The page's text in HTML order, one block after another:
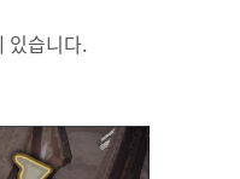
있습니다.